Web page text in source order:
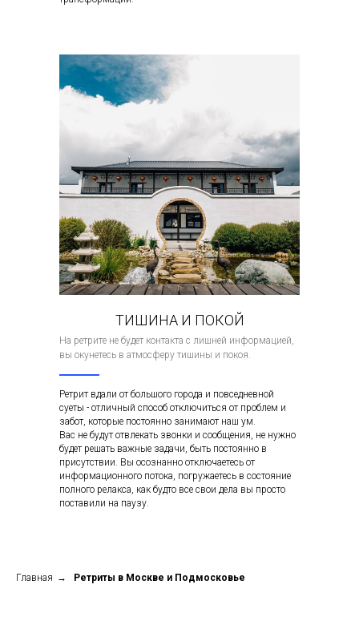
ТИШИНА И ПОКОЙ
На ретрите не будет контакта с лишней информацией,
вы окунетесь в атмосферу тишины и покоя.
Ретрит вдали от большого города и повседневной
суеты - отличный способ отключиться от проблем и
забот, которые постоянно занимают наш ум.
Вас не будут отвлекать звонки и сообщения, не нужно
будет решать важные задачи, быть постоянно в
присутствии. Вы осознанно отключаетесь от
информационного потока, погружаетесь в состояние
полного релакса, как будто все свои дела вы просто
поставили на паузу.
Главная → Ретриты в Москве и Подмосковье